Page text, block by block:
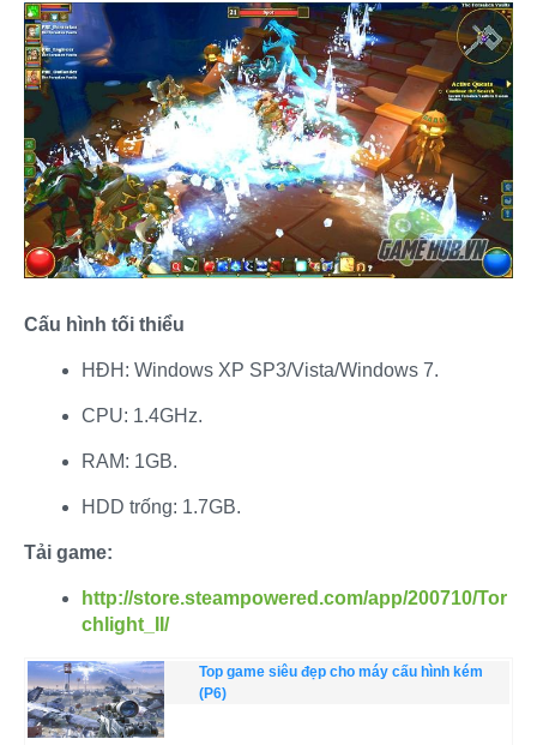
Cấu hình tối thiểu
HĐH: Windows XP SP3/Vista/Windows 7.​
CPU: 1.4GHz.​
RAM: 1GB.​
HDD trống: 1.7GB.​
Tải game:
http://store.steampowered.com/app/200710/Tor
chlight_II/
Top game siêu đẹp cho máy cấu hình kém
(P6)